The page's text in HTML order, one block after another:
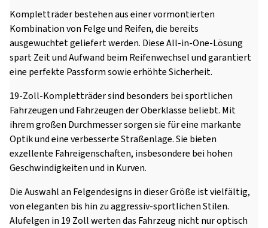
Kompletträder bestehen aus einer vormontierten
Kombination von Felge und Reifen, die bereits
ausgewuchtet geliefert werden. Diese All-in-One-Lösung
spart Zeit und Aufwand beim Reifenwechsel und garantiert
eine perfekte Passform sowie erhöhte Sicherheit.
19-Zoll-Kompletträder sind besonders bei sportlichen
Fahrzeugen und Fahrzeugen der Oberklasse beliebt. Mit
ihrem großen Durchmesser sorgen sie für eine markante
Optik und eine verbesserte Straßenlage. Sie bieten
exzellente Fahreigenschaften, insbesondere bei hohen
Geschwindigkeiten und in Kurven.
Die Auswahl an Felgendesigns in dieser Größe ist vielfältig,
von eleganten bis hin zu aggressiv-sportlichen Stilen.
Alufelgen in 19 Zoll werten das Fahrzeug nicht nur optisch